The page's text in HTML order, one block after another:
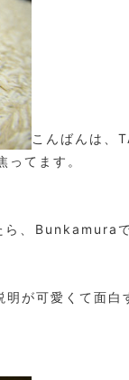
こんばんは、
てます。
ら、
が可愛くて面白